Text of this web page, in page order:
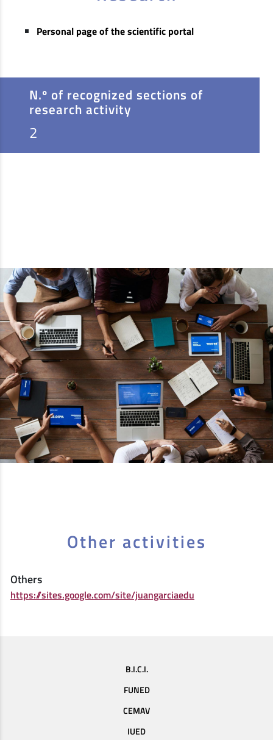
Personal page of the scientific portal
N.º of recognized sections of
research activity
2
Other activities
Others
https://sites.google.com/site/juangarciaedu
B.I.C.I.
FUNED
CEMAV
IUED